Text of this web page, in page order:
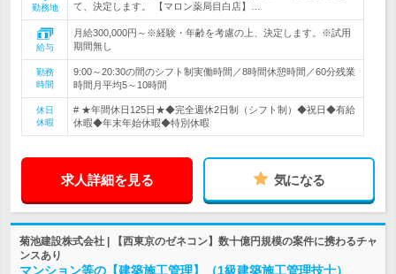
勤務地
て、決定します。 【マロン薬局目白店】…
給与
月給300,000円～※経験・年齢を考慮の上、決定します。※試用
期間無し
勤務
時間
9:00～20:30の間のシフト制実働時間／8時間休憩時間／60分残業
時間月平均5～10時間
休日
休暇
# ★年間休日125日★◆完全週休2日制（シフト制）◆祝日◆有給
休暇◆年末年始休暇◆特別休暇
求人詳細を見る 気になる
菊池建設株式会社 | 【西東京のゼネコン】数十億円規模の案件に携わるチャ
ンスあり
マンション等の【建築施工管理】（1級建築施工管理技士）